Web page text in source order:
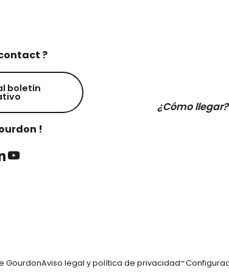
?
boletín
!
¿Cómo llegar?
GourdonAviso legal y política de privacidad-